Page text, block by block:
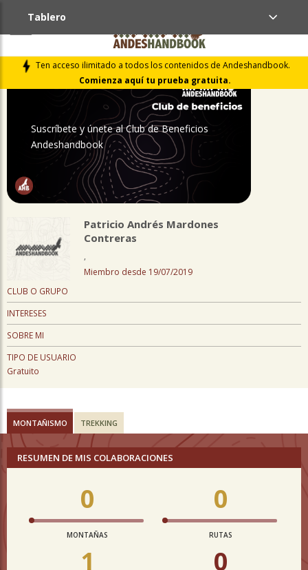
Ten acceso ilimitado a todos los contenidos de Andeshandbook.
Comienza aquí tu prueba gratuita.
Tablero
Suscríbete y únete al Club de Beneficios
Andeshandbook
Patricio Andrés Mardones
Contreras
,
Miembro desde 19/07/2019
CLUB O GRUPO
INTERESES
SOBRE MI
TIPO DE USUARIO
Gratuito
MONTAÑISMO TREKKING
RESUMEN DE MIS COLABORACIONES
0
MONTAÑAS
0
RUTAS
1 0